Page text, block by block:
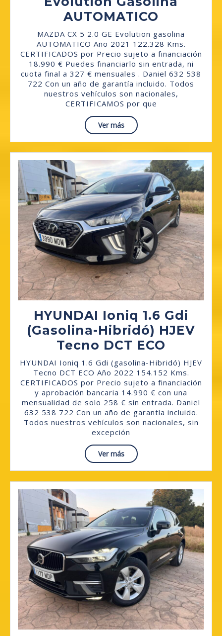
AUTOMATICO
CX
5
2.0
GE
MAZDA CX 5 2.0 GE Evolution gasolina
AUTOMATICO Año 2021 122.328 Kms.
CERTIFICADOS por Precio sujeto a financiación
18.990 € Puedes financiarlo sin entrada, ni
cuota final a 327 € mensuales . Daniel 632 538
722 Con un año de garantía incluido. Todos
nuestros vehículos son nacionales,
CERTIFICAMOS por que
Ver másRead
More
HYUNDAI Ioniq 1.6 Gdi
(gasolina-Hibridó) HJEV
Tecno DCT ECO
Ioniq
1.6
Gdi
Hibridó)
ECO
HYUNDAI Ioniq 1.6 Gdi (gasolina-Hibridó) HJEV
Tecno DCT ECO Año 2022 154.152 Kms.
CERTIFICADOS por Precio sujeto a financiación
y aprobación bancaria 14.990 € con una
mensualidad de solo 258 € sin entrada. Daniel
632 538 722 Con un año de garantía incluido.
Todos nuestros vehículos son nacionales, sin
excepción
Ver másRead
More